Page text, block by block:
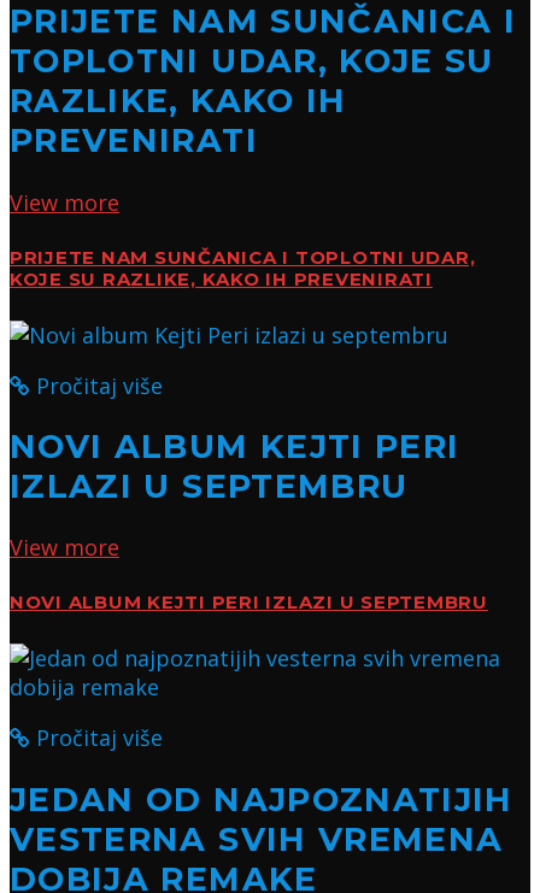
PRIJETE NAM SUNČANICA I
TOPLOTNI UDAR, KOJE SU
RAZLIKE, KAKO IH
PREVENIRATI
View more
PRIJETE NAM SUNČANICA I TOPLOTNI UDAR,
KOJE SU RAZLIKE, KAKO IH PREVENIRATI
Pročitaj više
NOVI ALBUM KEJTI PERI
IZLAZI U SEPTEMBRU
View more
NOVI ALBUM KEJTI PERI IZLAZI U SEPTEMBRU
Pročitaj više
JEDAN OD NAJPOZNATIJIH
VESTERNA SVIH VREMENA
DOBIJA REMAKE